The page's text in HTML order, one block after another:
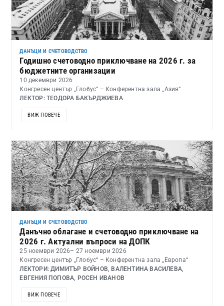
ДАНЪЦИ И СЧЕТОВОДСТВО
Годишно счетоводно приключване на 2026 г. за
бюджетните организации
10 декември 2026
Конгресен център „Глобус“ – Конферентна зала „Азия“
ЛЕКТОР: ТЕОДОРА БАКЪРДЖИЕВА
ВИЖ ПОВЕЧЕ
ДАНЪЦИ И СЧЕТОВОДСТВО
Данъчно облагане и счетоводно приключване на
2026 г. Актуални въпроси на ДОПК
25 ноември 2026– 27 ноември 2026
Конгресен център „Глобус“ – Конферентна зала „Европа“
ЛЕКТОРИ: ДИМИТЪР ВОЙНОВ, ВАЛЕНТИНА ВАСИЛЕВА,
ЕВГЕНИЯ ПОПОВА, РОСЕН ИВАНОВ
ВИЖ ПОВЕЧЕ